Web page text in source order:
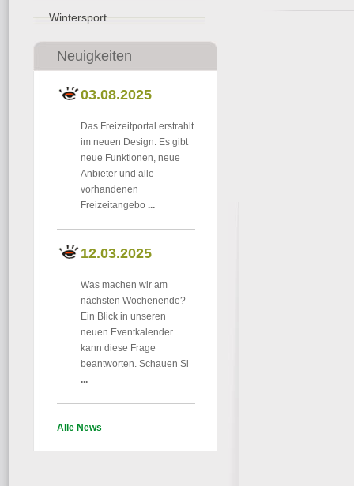
Wintersport
Neuigkeiten
03.08.2025
Das Freizeitportal erstrahlt
im neuen Design. Es gibt
neue Funktionen, neue
Anbieter und alle
vorhandenen
Freizeitangebo ...
12.03.2025
Was machen wir am
nächsten Wochenende?
Ein Blick in unseren
neuen Eventkalender
kann diese Frage
beantworten. Schauen Si
...
Alle News